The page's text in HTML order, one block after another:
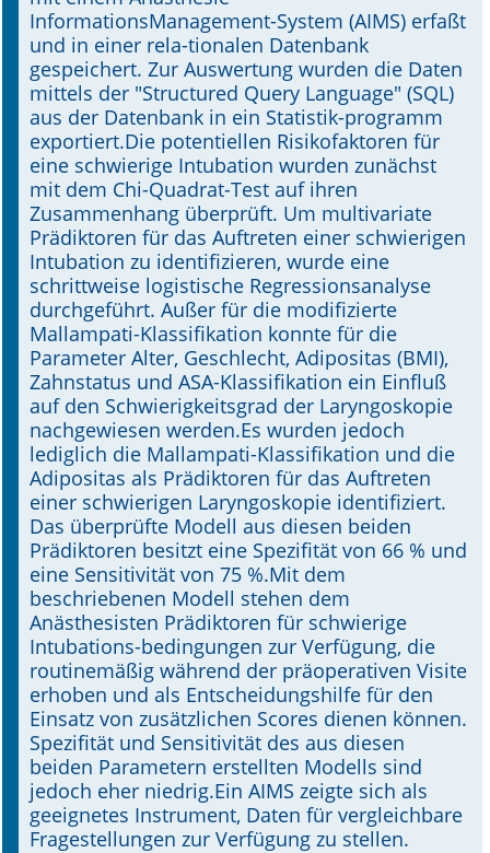
InformationsManagement-System (AIMS) erfaßt
und in einer rela-tionalen Datenbank
gespeichert. Zur Auswertung wurden die Daten
mittels der "Structured Query Language" (SQL)
aus der Datenbank in ein Statistik-programm
exportiert.Die potentiellen Risikofaktoren für
eine schwierige Intubation wurden zunächst
mit dem Chi-Quadrat-Test auf ihren
Zusammenhang überprüft. Um multivariate
Prädiktoren für das Auftreten einer schwierigen
Intubation zu identifizieren, wurde eine
schrittweise logistische Regressionsanalyse
durchgeführt. Außer für die modifizierte
Mallampati-Klassifikation konnte für die
Parameter Alter, Geschlecht, Adipositas (BMI),
Zahnstatus und ASA-Klassifikation ein Einfluß
auf den Schwierigkeitsgrad der Laryngoskopie
nachgewiesen werden.Es wurden jedoch
lediglich die Mallampati-Klassifikation und die
Adipositas als Prädiktoren für das Auftreten
einer schwierigen Laryngoskopie identifiziert.
Das überprüfte Modell aus diesen beiden
Prädiktoren besitzt eine Spezifität von 66 % und
eine Sensitivität von 75 %.Mit dem
beschriebenen Modell stehen dem
Anästhesisten Prädiktoren für schwierige
Intubations-bedingungen zur Verfügung, die
routinemäßig während der präoperativen Visite
erhoben und als Entscheidungshilfe für den
Einsatz von zusätzlichen Scores dienen können.
Spezifität und Sensitivität des aus diesen
beiden Parametern erstellten Modells sind
jedoch eher niedrig.Ein AIMS zeigte sich als
geeignetes Instrument, Daten für vergleichbare
Fragestellungen zur Verfügung zu stellen.